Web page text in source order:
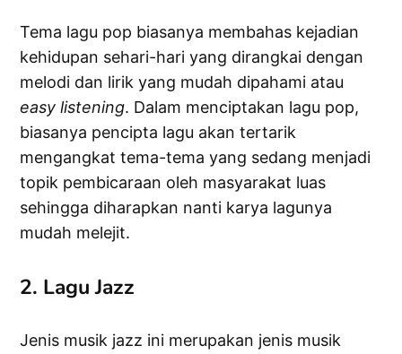
Tema lagu pop biasanya membahas kejadian
kehidupan sehari-hari yang dirangkai dengan
melodi dan lirik yang mudah dipahami atau
easy listening. Dalam menciptakan lagu pop,
biasanya pencipta lagu akan tertarik
mengangkat tema-tema yang sedang menjadi
topik pembicaraan oleh masyarakat luas
sehingga diharapkan nanti karya lagunya
mudah melejit.
2. Lagu Jazz
Jenis musik jazz ini merupakan jenis musik